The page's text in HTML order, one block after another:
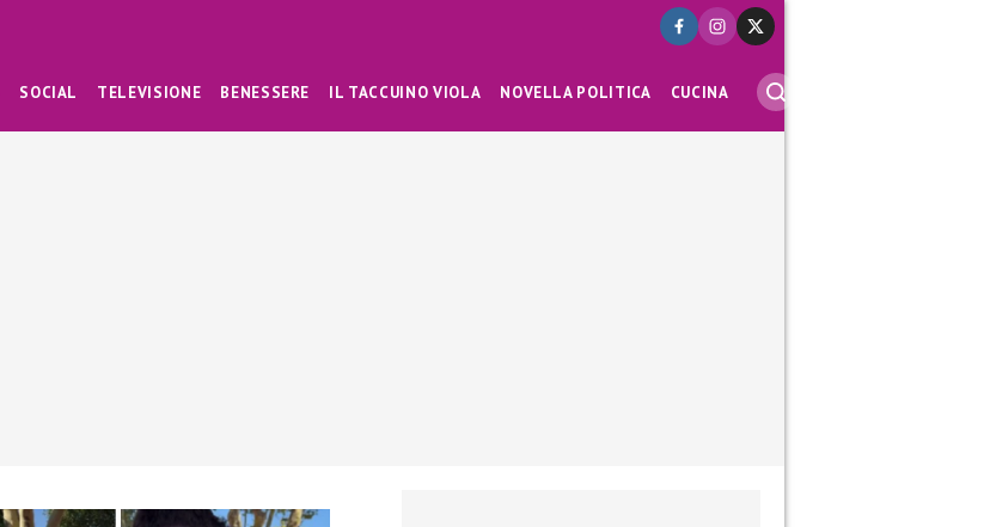
SOCIAL TELEVISIONE BENESSERE IL TACCUINO VIOLA NOVELLA POLITICA CUCINA